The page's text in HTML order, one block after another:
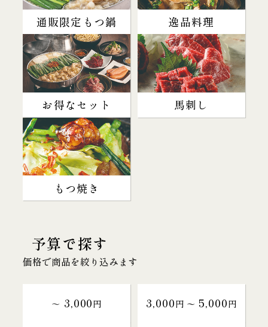
通販限定もつ鍋 逸品料理
お得なセット 馬刺し
もつ焼き
予算で探す
価格で商品を絞り込みます
～ 3,000円 3,000円 〜 5,000円